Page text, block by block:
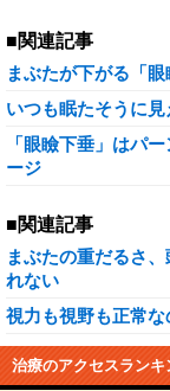
■関連記事
まぶたが下がる「
いつも眠たそうに
「眼瞼下垂」はパ
ージ
■関連記事
まぶたの重だるさ
れない
視力も視野も正常
治療のアクセスランキ